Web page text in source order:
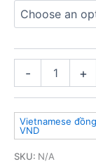
- +
Vietnamese
VND
SKU: N/A